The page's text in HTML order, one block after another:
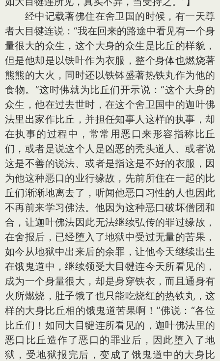
经中记载著佛住在舍卫国的时候，有一天尊
者大目犍连说：“我在回来的路途中看见有一个身
量很大的众生，这个大身的众生是比丘的样貌，
但是他却是以铁叶作为衣服，整个身体也燃烧著
熊熊的大火，同时还以铁钵盛著热铁丸作为他的
食物。”这时佛就为比丘们开示说：“这个大身的
众生，他在过去世时，在这个舍卫国中的迦叶佛
法里出家作比丘，并担任知事人这样的执事，却
在执事的过程中，常常用恶口来形容指称比丘
们，或者是说这个人是凶恶的秃头道人、或者说
这是不善的说法、或者是指这是不好的衣服，因
为他这种恶口的业行缘故，先前所住在一起的比
丘们渐渐地离去了，听闻他恶口习性的人也因此
不再前来学习佛法。他因为这种恶口破坏僧团和
合，让迦叶佛法因此无法继续弘传的罪过缘故，
在舍报后，已经堕入了地狱中受过无量的苦果，
如今从地狱中出来后的余罪，让他今天继续出生
在饿鬼道中，继续领受大目犍连今天所看见的，
成为一个身量很大，却是身穿铁衣，而且通身有
火所燃烧，肚子饿了也只能吃烧红的热铁丸，这
样的大身比丘相的饿鬼道苦果啊！”佛说：“各位
比丘们！如同大目犍连所看见的，迦叶佛法里的
恶口比丘造作了恶口的罪业后，因此堕入了地
狱，受地狱报完后，变成了饿鬼道中的大身比